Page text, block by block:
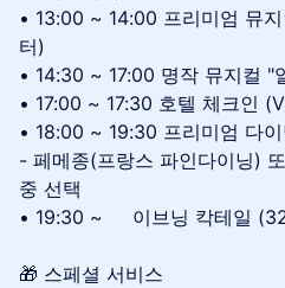
• 13:00 ~ 14:00 프리미엄 뮤
터)
• 14:30 ~ 17:00 명작 뮤지컬 "
• 17:00 ~ 17:30 호텔 체크인
• 18:00 ~ 19:30 프리미엄 다이
- 페메종(프랑스 파인다이닝)
중 선택
• 19:30 ~ 이브닝 칵테일 (32
🎁 스페셜 서비스